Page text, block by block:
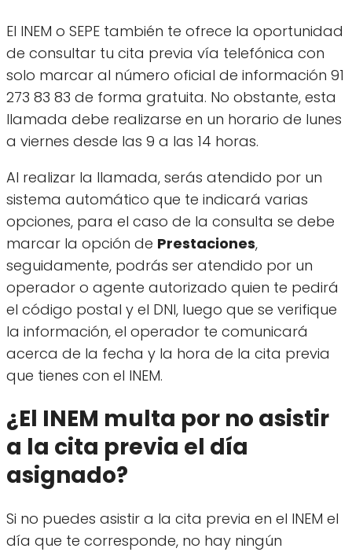
El INEM o SEPE también te ofrece la oportunidad
de consultar tu cita previa vía telefónica con
solo marcar al número oficial de información 91
273 83 83 de forma gratuita. No obstante, esta
llamada debe realizarse en un horario de lunes
a viernes desde las 9 a las 14 horas.
Al realizar la llamada, serás atendido por un
sistema automático que te indicará varias
opciones, para el caso de la consulta se debe
marcar la opción de Prestaciones,
seguidamente, podrás ser atendido por un
operador o agente autorizado quien te pedirá
el código postal y el DNI, luego que se verifique
la información, el operador te comunicará
acerca de la fecha y la hora de la cita previa
que tienes con el INEM.
¿El INEM multa por no asistir
a la cita previa el día
asignado?
Si no puedes asistir a la cita previa en el INEM el
día que te corresponde, no hay ningún